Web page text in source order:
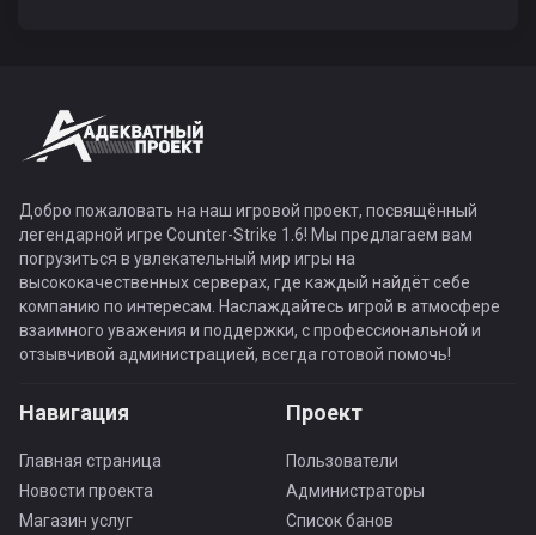
Добро пожаловать на наш игровой проект, посвящённый
легендарной игре Counter-Strike 1.6! Мы предлагаем вам
погрузиться в увлекательный мир игры на
высококачественных серверах, где каждый найдёт себе
компанию по интересам. Наслаждайтесь игрой в атмосфере
взаимного уважения и поддержки, с профессиональной и
отзывчивой администрацией, всегда готовой помочь!
Навигация
Главная страница
Новости проекта
Магазин услуг
Проект
Пользователи
Администраторы
Список банов